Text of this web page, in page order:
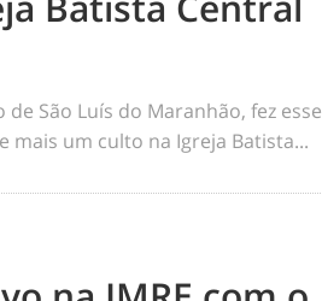
São Luís do Maranhão, fez esse
um culto na Igreja Batista...